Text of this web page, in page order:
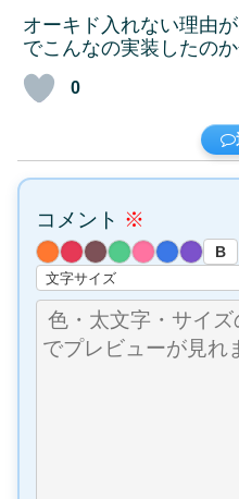
オーキド入れない理由
でこんなの実装したの
0
コメント ※
B